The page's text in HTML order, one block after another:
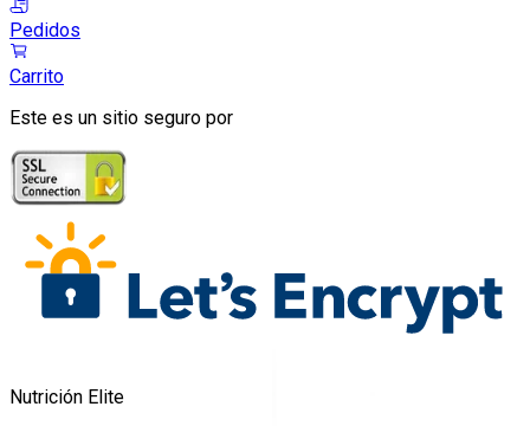
Pedidos
Carrito
Este es un sitio seguro por
Nutrición Elite